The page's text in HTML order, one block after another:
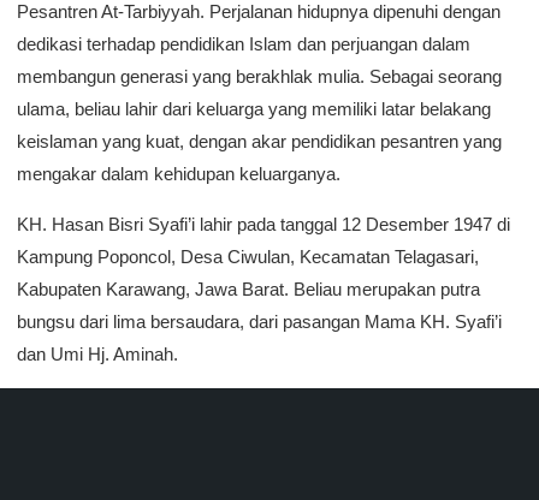
Pesantren At-Tarbiyyah. Perjalanan hidupnya dipenuhi dengan
dedikasi terhadap pendidikan Islam dan perjuangan dalam
membangun generasi yang berakhlak mulia. Sebagai seorang
ulama, beliau lahir dari keluarga yang memiliki latar belakang
keislaman yang kuat, dengan akar pendidikan pesantren yang
mengakar dalam kehidupan keluarganya.
KH. Hasan Bisri Syafi’i lahir pada tanggal 12 Desember 1947 di
Kampung Poponcol, Desa Ciwulan, Kecamatan Telagasari,
Kabupaten Karawang, Jawa Barat. Beliau merupakan putra
bungsu dari lima bersaudara, dari pasangan Mama KH. Syafi’i
dan Umi Hj. Aminah.